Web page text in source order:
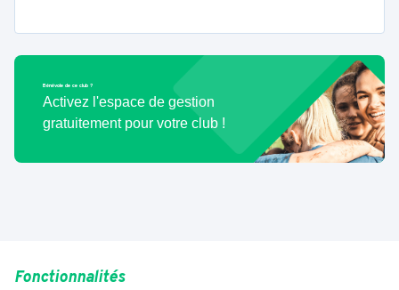
Bénévole de ce club ?
Activez l'espace de gestion
gratuitement pour votre club !
Fonctionnalités